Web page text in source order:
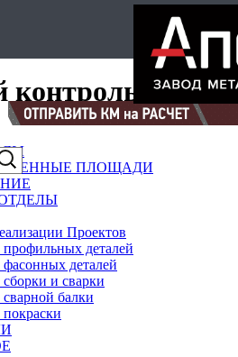
контроль
ПЛОЩАДИ
Проектов
профильных деталей
фасонных деталей
и сварки
балки